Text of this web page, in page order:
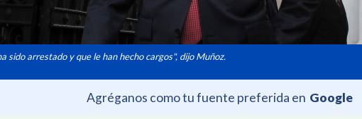
sido arrestado y que le han hecho cargos", dijo Muñoz.
Agréganos como tu fuente preferida en Google